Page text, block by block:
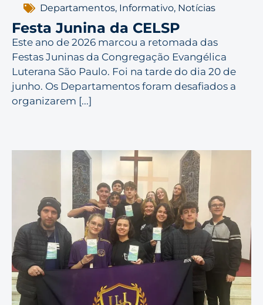
Departamentos, Informativo, Notícias
Festa Junina da CELSP
Este ano de 2026 marcou a retomada das
Festas Juninas da Congregação Evangélica
Luterana São Paulo. Foi na tarde do dia 20 de
junho. Os Departamentos foram desafiados a
organizarem [...]